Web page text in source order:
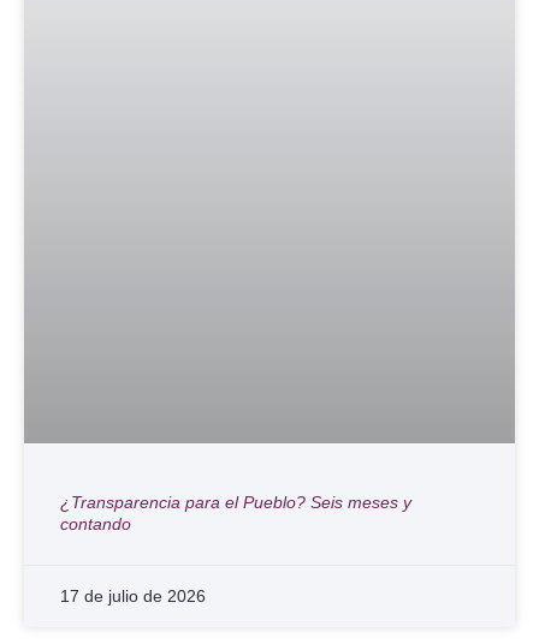
¿Transparencia para el Pueblo? Seis meses y
contando
17 de julio de 2026